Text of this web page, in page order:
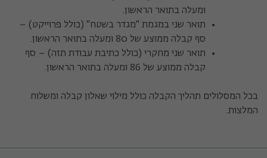
ומעלה בתואר הראשון.
תואר שני במגמת "מגדר בשטח" (כולל פרוייקט) –
סף קבלה ממוצע של 80 ומעלה בתואר הראשון.
תואר שני מחקרי (כולל כתיבת עבודת תזה) – סף
קבלה ממוצע של 86 ומעלה בתואר הראשון.
בכל המסלולים תהליך הקבלה כולל מילוי שאלון קבלה ומשלוח
המלצות.